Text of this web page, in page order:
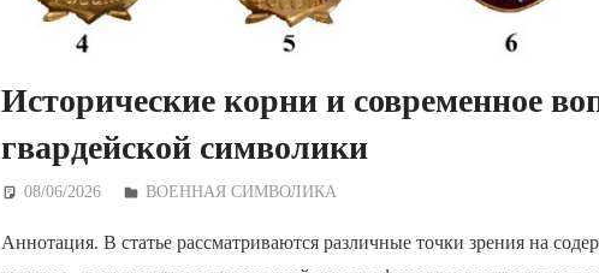
Исторические корни и современное
гвардейской символики
08/06/2026 Дежурный по Редакции
ВОЕННАЯ СИМВОЛИКА
Аннотация. В статье рассматриваются различные точки зрения на